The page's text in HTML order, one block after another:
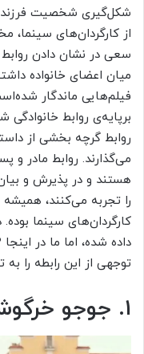
شکل‌گیری شخصیت
از کارگردان‌های
سعی در نشان دادن
میان اعضای خانواده
فیلم‌هایی ماندگار
برپایه‌ی روابط خانوادگی
روابط گرچه بخشی از
می‌گذارند. روابط مادر و
هستند و در پذیرش و
را تجربه می‌کنند،
کارگردان‌های سینما بوده.
توجهی از این رابطه را به
۱. جوجو خرگوشه (Jojo rabbit)